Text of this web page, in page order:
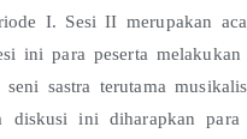
I. Sesi II merupakan
ini para peserta
seni sastra terutama
diskusi ini diharapkan para